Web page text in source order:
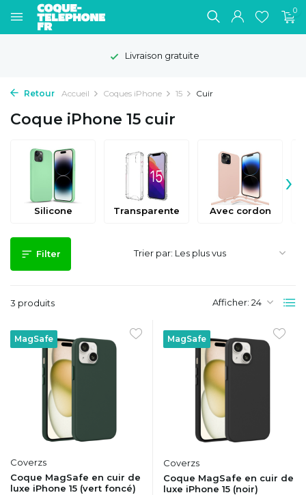
0
Livraison gratuite
Retour Accueil Coques iPhone 15 Cuir
Coque iPhone 15 cuir
Silicone Transparente Avec cordon
›
Filter
3 produits Afficher:
Trier par:
MagSafe
Coverzs
Coque MagSafe en cuir de
luxe iPhone 15 (vert foncé)
MagSafe
Coverzs
Coque MagSafe en cuir de
luxe iPhone 15 (noir)